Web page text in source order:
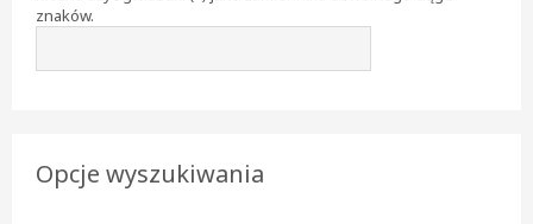
znaków.
Opcje wyszukiwania